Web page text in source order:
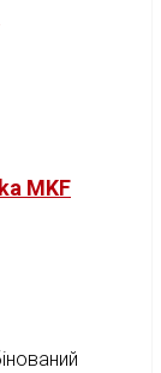
MKF